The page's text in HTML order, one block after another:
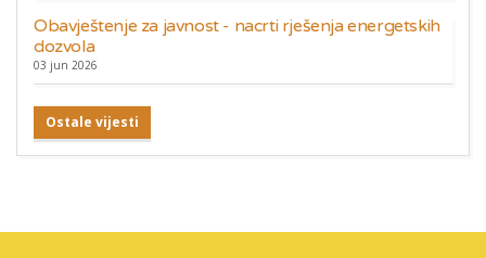
Obavještenje za javnost - nacrti rješenja energetskih
dozvola
03 jun 2026
Ostale vijesti